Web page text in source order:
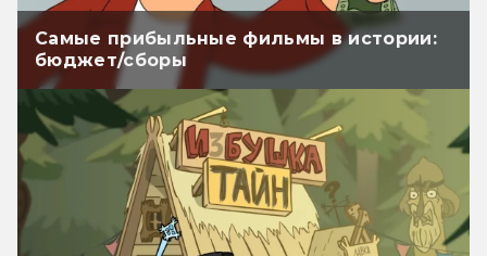
Самые прибыльные фильмы в истории:
бюджет/сборы